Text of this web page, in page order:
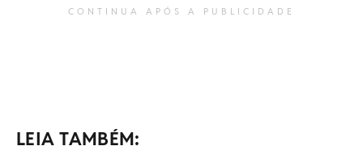
CONTINUA APÓS A PUBLICIDADE
LEIA TAMBÉM: